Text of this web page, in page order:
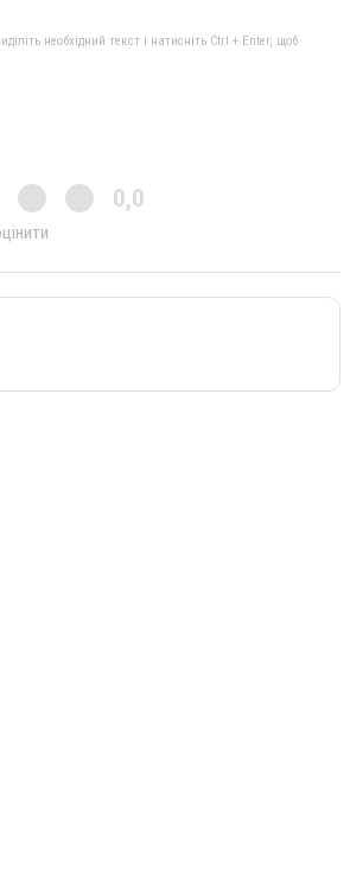
необхідний текст і натисніть Ctrl + Enter, щоб
0,0